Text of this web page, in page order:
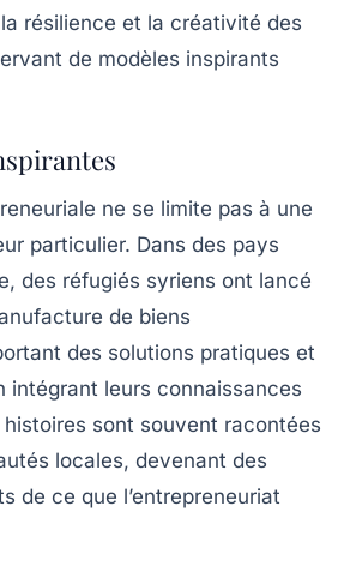
résilience et la créativité des
de modèles inspirants
ne se limite pas à une
particulier. Dans des pays
des réfugiés syriens ont lancé
de biens
des solutions pratiques et
intégrant leurs connaissances
sont souvent racontées
locales, devenant des
de ce que l’entrepreneuriat